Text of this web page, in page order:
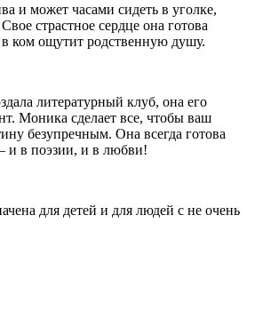
и может часами сидеть в уголке,
страстное сердце она готова
ком ощутит родственную душу.
литературный клуб, она его
Моника сделает все, чтобы ваш
безупречным. Она всегда готова
и в поэзии, и в любви!
для детей и для людей с не очень